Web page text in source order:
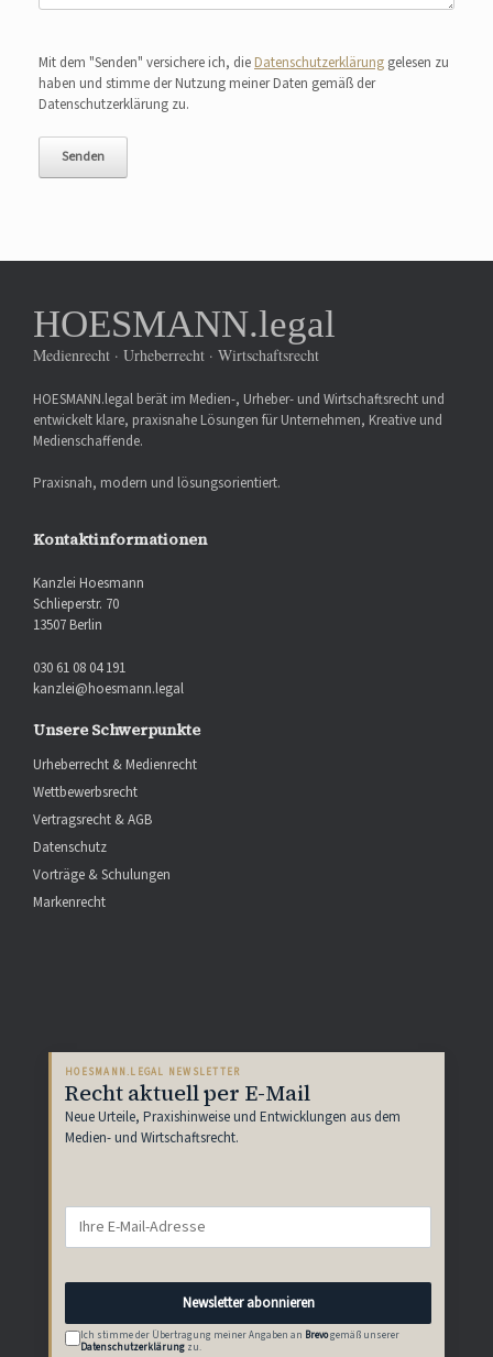
Mit dem "Senden" versichere ich, die Datenschutzerklärung gelesen zu
haben und stimme der Nutzung meiner Daten gemäß der
Datenschutzerklärung zu.
HOESMANN.legal
Medienrecht · Urheberrecht · Wirtschaftsrecht
HOESMANN.legal berät im Medien-, Urheber- und Wirtschaftsrecht und
entwickelt klare, praxisnahe Lösungen für Unternehmen, Kreative und
Medienschaffende.
Praxisnah, modern und lösungsorientiert.
Kontaktinformationen
Kanzlei Hoesmann
Schlieperstr. 70
13507 Berlin
030 61 08 04 191
kanzlei@hoesmann.legal
Unsere Schwerpunkte
Urheberrecht & Medienrecht
Wettbewerbsrecht
Vertragsrecht & AGB
Datenschutz
Vorträge & Schulungen
Markenrecht
HOESMANN.LEGAL NEWSLETTER
Recht aktuell per E-Mail
Neue Urteile, Praxishinweise und Entwicklungen aus dem
Medien- und Wirtschaftsrecht.
Newsletter abonnieren
Ich stimme der Übertragung meiner Angaben an Brevogemäß unserer
Datenschutzerklärung zu.